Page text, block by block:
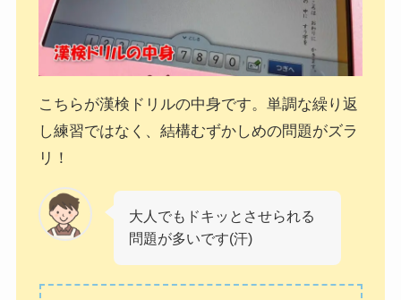
こちらが漢検ドリルの中身です。単調な繰り返
し練習ではなく、結構むずかしめの問題がズラ
リ！
大人でもドキッとさせられる
問題が多いです(汗)